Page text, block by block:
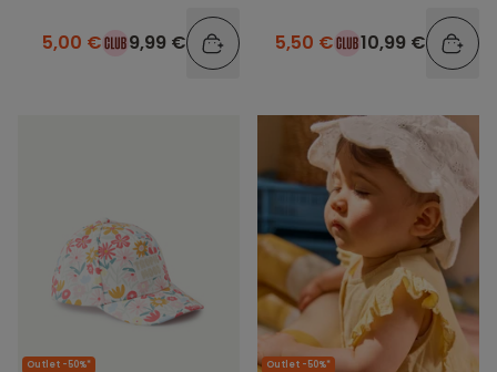
5,00 € 9,99 € 5,50 € 10,99 €
Outlet -50%* Outlet -50%*